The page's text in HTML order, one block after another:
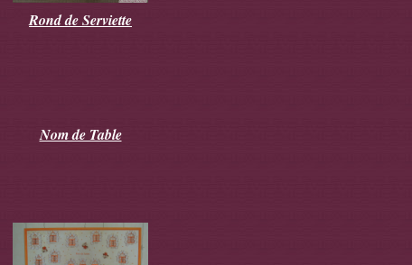
Rond de Serviette
Nom de Table